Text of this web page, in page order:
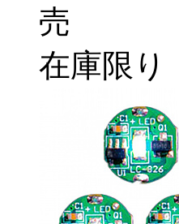
売
在庫限り